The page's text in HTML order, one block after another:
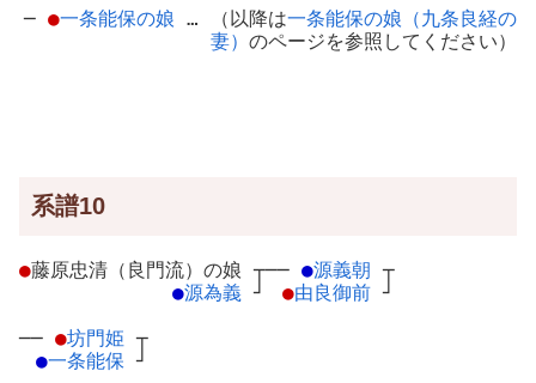
─ ●一条能保の娘 … （以降は一条能保の娘（九条良経の
妻） のページを参照してください）
系譜10
●藤原忠清（良門流）の娘 ┬
●源為義 ┘
── ●源義朝 ┬
●由良御前 ┘
── ●坊門姫 ┬
●一条能保 ┘